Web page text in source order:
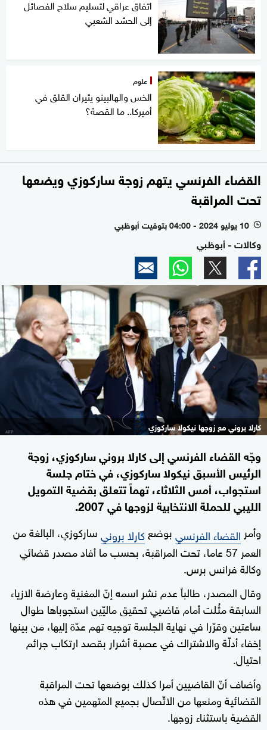
اتفاق عراقي لتسليم سلاح الفصائل
إلى الحشد الشعبي
علوم
الخس والهالبينو يثيران القلق في
أميركا.. ما القصة؟
القضاء الفرنسي يتهم زوجة ساركوزي ويضعها
تحت المراقبة
l 10 يوليو 2024 - 04:00 بتوقيت أبوظبي
وكالات - أبوظبي
كارلا بروني مع زوجها نيكولا ساركوزي
وجّه القضاء الفرنسي إلى كارلا بروني ساركوزي، زوجة
الرئيس الأسبق نيكولا ساركوزي، في ختام جلسة
استجواب، أمس الثلاثاء، تهماً تتعلق بقضية التمويل
الليبي للحملة الانتخابية لزوجها في 2007.
وأمر القضاء الفرنسيبوضعكارلا برونيساركوزي، البالغة من
العمر 57 عاما، تحت المراقبة، بحسب ما أفاد مصدر قضائي
وكالة فرانس برس.
وقال المصدر، طالباً عدم نشر اسمه إنّ المغنية وعارضة الازياء
السابقة مثُلت أمام قاضيي تحقيق ماليّين استجوباها طوال
ساعتين وقرّرا في نهاية الجلسة توجيه تهم عدّة إليها، من بينها
إخفاء أدلّة والاشتراك في عصبة أشرار بقصد ارتكاب جرائم
احتيال.
وأضاف أنّ القاضيين أمرا كذلك بوضعها تحت المراقبة
القضائية ومنعها من الاتّصال بجميع المتهمين في هذه
القضية باستثناء زوجها.